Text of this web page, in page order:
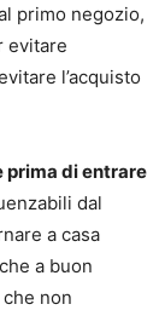
primo negozio,
evitare
l’acquisto
prima di entrare
dal
a casa
a buon
non